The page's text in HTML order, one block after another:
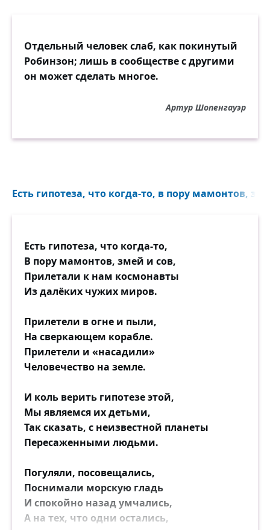
Отдельный человек слаб, как покинутый
Робинзон; лишь в сообществе с другими
он может сделать многое.
Артур Шопенгауэр
Есть гипотеза, что когда-то, в пору мамонтов,
Есть гипотеза, что когда-то,
В пору мамонтов, змей и сов,
Прилетали к нам космонавты
Из далёких чужих миров.
Прилетели в огне и пыли,
На сверкающем корабле.
Прилетели и «насадили»
Человечество на земле.
И коль верить гипотезе этой,
Мы являемся их детьми,
Так сказать, с неизвестной планеты
Пересаженными людьми.
Погуляли, посовещались,
Поснимали морскую гладь
И спокойно назад умчались,
А на тех, что одни остались,